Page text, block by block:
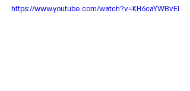
https://www.youtube.com/watch?v=KH6caYWBvEI